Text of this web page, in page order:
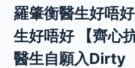
羅肇衡醫生好唔
生好唔好 【齊心
醫生自願入Dirty